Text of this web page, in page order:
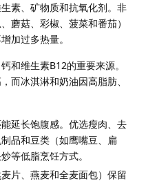
素、矿物质和抗氧化剂。非
蘑菇、彩椒、菠菜和番茄）
加过多热量。
和维生素B12的重要来源。
而冰淇淋和奶油因高脂肪、
延长饱腹感。优选瘦肉、去
品和豆类（如鹰嘴豆、扁
等低脂烹饪方式。
片、燕麦和全麦面包）保留